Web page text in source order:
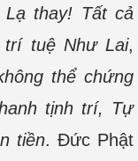
Lạ thay! Tất cả
trí tuệ Như Lai,
thể chứng
tịnh trí, Tự
tiền. Đức Phật